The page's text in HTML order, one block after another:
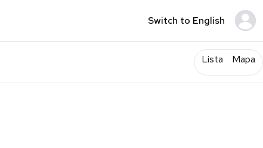
Switch to English
Lista Mapa